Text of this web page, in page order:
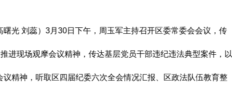
光 刘蕊）3月30日下午，周玉军主持召开区委常委会会议，传
进现场观摩会议精神，传达基层党员干部违纪违法典型案件，以
精神，听取区四届纪委六次全会情况汇报、区政法队伍教育整